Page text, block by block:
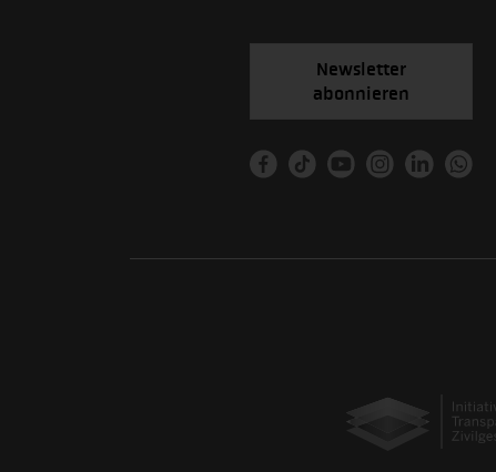
Newsletter
abonnieren